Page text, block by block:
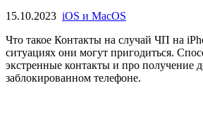
15.10.2023 iOS и MacOS
Что такое Контакты на случай ЧП на
ситуациях они могут пригодиться.
экстренные контакты и про получение
заблокированном телефоне.